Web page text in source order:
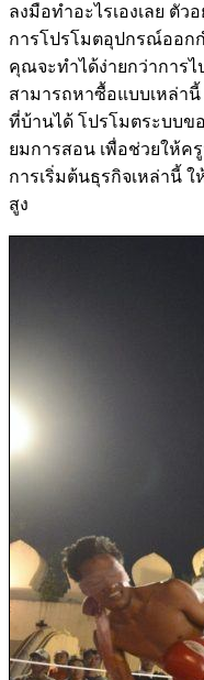
ลงมือทำอะไรเองเลย ตั
การโปรโมตอุปกรณ์ออก
คุณจะทำได้ง่ายกว่าการไ
สามารถหาซื้อแบบเหล่า
ที่บ้านได้ โปรโมตระบบข
ยมการสอน เพื่อช่วยให้ค
การเริ่มต้นธุรกิจเหล่านี้
สูง